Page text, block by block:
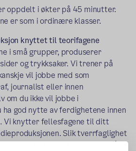
oppdelt i økter på 45 minutter.
er som i ordinære klasser.
knyttet til teorifagene
i små grupper, produserer
og trykksaker. Vi trener på
vil jobbe med som
journalist eller innen
om du ikke vil jobbe i
ha god nytte av ferdighetene innen
Vi knytter fellesfagene til ditt
Slik tverrfaglighet
i alle fag. Det hjelper på